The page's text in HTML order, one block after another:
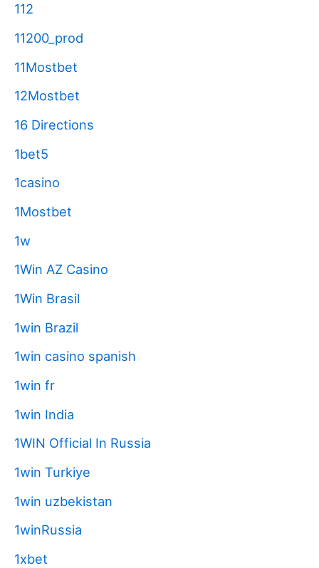
112
11200_prod
11Mostbet
12Mostbet
16 Directions
1bet5
1casino
1Mostbet
1w
1Win AZ Casino
1Win Brasil
1win Brazil
1win casino spanish
1win fr
1win India
1WIN Official In Russia
1win Turkiye
1win uzbekistan
1winRussia
1xbet